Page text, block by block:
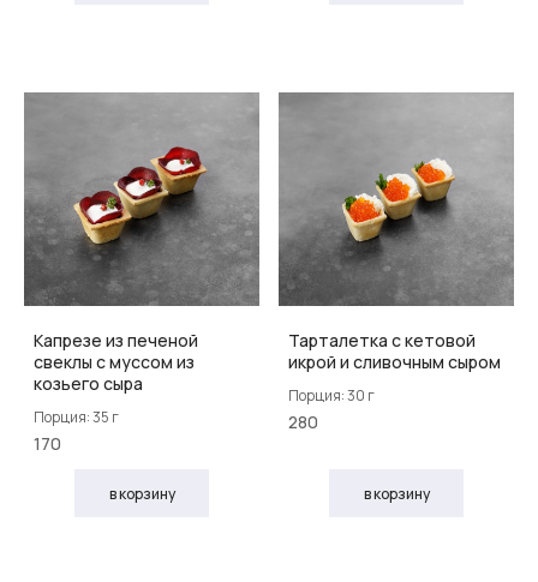
Капрезе из печеной
свеклы с муссом из
козьего сыра
Порция: 35 г
170
в корзину
Тарталетка с кетовой
икрой и сливочным сыром
Порция: 30 г
280
в корзину